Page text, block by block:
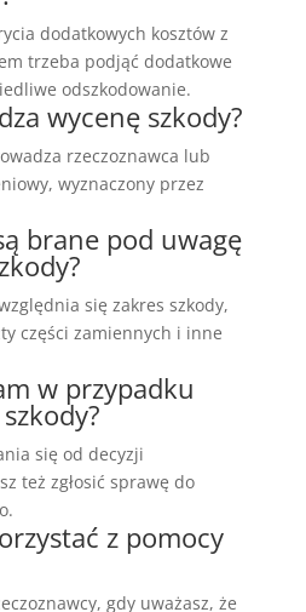
dodatkowych kosztów z
trzeba podjąć dodatkowe
odszkodowanie.
wycenę szkody?
rzeczoznawca lub
wyznaczony przez
brane pod uwagę
się zakres szkody,
części zamiennych i inne
w przypadku
się od decyzji
też zgłosić sprawę do
z pomocy
gdy uważasz, że